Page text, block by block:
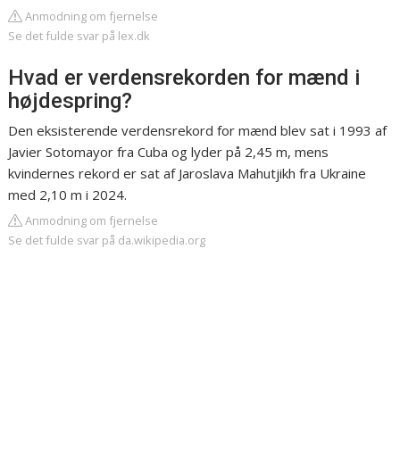
Anmodning om fjernelse
Se det fulde svar på lex.dk
Hvad er verdensrekorden for mænd i
højdespring?
Den eksisterende verdensrekord for mænd blev sat i 1993 af
Javier Sotomayor fra Cuba og lyder på 2,45 m, mens
kvindernes rekord er sat af Jaroslava Mahutjikh fra Ukraine
med 2,10 m i 2024.
Anmodning om fjernelse
Se det fulde svar på da.wikipedia.org